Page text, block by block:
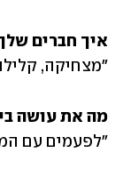
איך חברים
"מצחיקה,
מה את עושה
"לפעמים עם